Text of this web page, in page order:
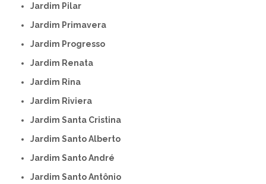
Jardim Pilar
Jardim Primavera
Jardim Progresso
Jardim Renata
Jardim Rina
Jardim Riviera
Jardim Santa Cristina
Jardim Santo Alberto
Jardim Santo André
Jardim Santo Antônio